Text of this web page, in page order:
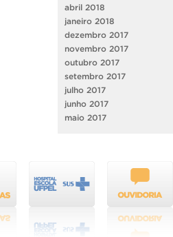
abril 2018
janeiro 2018
dezembro 2017
novembro 2017
outubro 2017
setembro 2017
julho 2017
junho 2017
maio 2017